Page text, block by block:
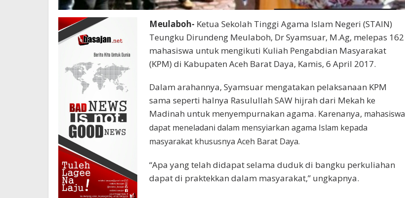
Meulaboh- Ketua Sekolah Tinggi Agama Islam Negeri (STAIN)
Teungku Dirundeng Meulaboh, Dr Syamsuar, M.Ag, melepas 162
mahasiswa untuk mengikuti Kuliah Pengabdian Masyarakat
(KPM) di Kabupaten Aceh Barat Daya, Kamis, 6 April 2017.
Dalam arahannya, Syamsuar mengatakan pelaksanaan KPM
sama seperti halnya Rasulullah SAW hijrah dari Mekah ke
Madinah untuk menyempurnakan agama. Karenanya, mahasiswa
dapat meneladani dalam mensyiarkan agama Islam kepada
masyarakat khususnya Aceh Barat Daya.
“Apa yang telah didapat selama duduk di bangku perkuliahan
dapat di praktekkan dalam masyarakat,” ungkapnya.